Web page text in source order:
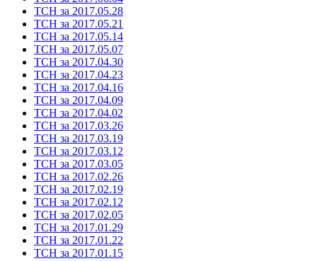
ТСН за 2017.05.28
ТСН за 2017.05.21
ТСН за 2017.05.14
ТСН за 2017.05.07
ТСН за 2017.04.30
ТСН за 2017.04.23
ТСН за 2017.04.16
ТСН за 2017.04.09
ТСН за 2017.04.02
ТСН за 2017.03.26
ТСН за 2017.03.19
ТСН за 2017.03.12
ТСН за 2017.03.05
ТСН за 2017.02.26
ТСН за 2017.02.19
ТСН за 2017.02.12
ТСН за 2017.02.05
ТСН за 2017.01.29
ТСН за 2017.01.22
ТСН за 2017.01.15